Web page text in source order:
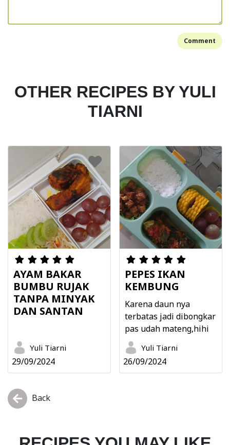
Comment
OTHER RECIPES BY YULI
TIARNI
AYAM BAKAR
BUMBU RUJAK
TANPA MINYAK
DAN SANTAN
Yuli Tiarni
29/09/2024
PEPES IKAN
KEMBUNG
Karena daun nya
terbatas jadi dibongkar
pas udah mateng,hihi
Yuli Tiarni
26/09/2024
Back